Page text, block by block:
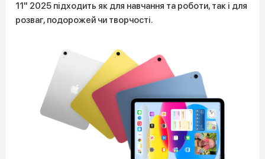
11" 2025 підходить як для навчання та роботи, так і для
розваг, подорожей чи творчості.